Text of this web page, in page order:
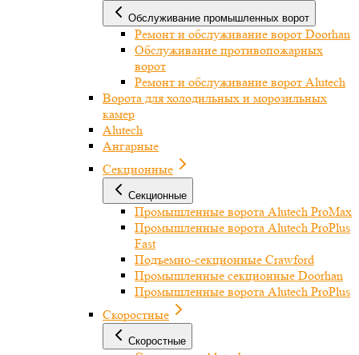
Обслуживание промышленных ворот
Ремонт и обслуживание ворот Doorhan
Обслуживание противопожарных
ворот
Ремонт и обслуживание ворот Alutech
Ворота для холодильных и морозильных
камер
Alutech
Ангарные
Секционные
Секционные
Промышленные ворота Alutech ProMax
Промышленные ворота Alutech ProPlus
Fast
Подъемно-секционные Crawford
Промышленные секционные Doorhan
Промышленные ворота Alutech ProPlus
Скоростные
Скоростные